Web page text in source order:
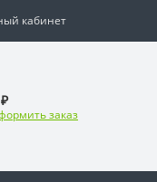
кабинет
заказ